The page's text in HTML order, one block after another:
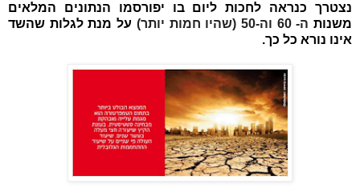
נצטרך כנראה לחכות ליום בו יפורסמו הנתונים המלאים
משנותה- 60 וה-50 (שהיו חמות יותר) על מנת לגלות שהשד
אינו נורא כל כך.